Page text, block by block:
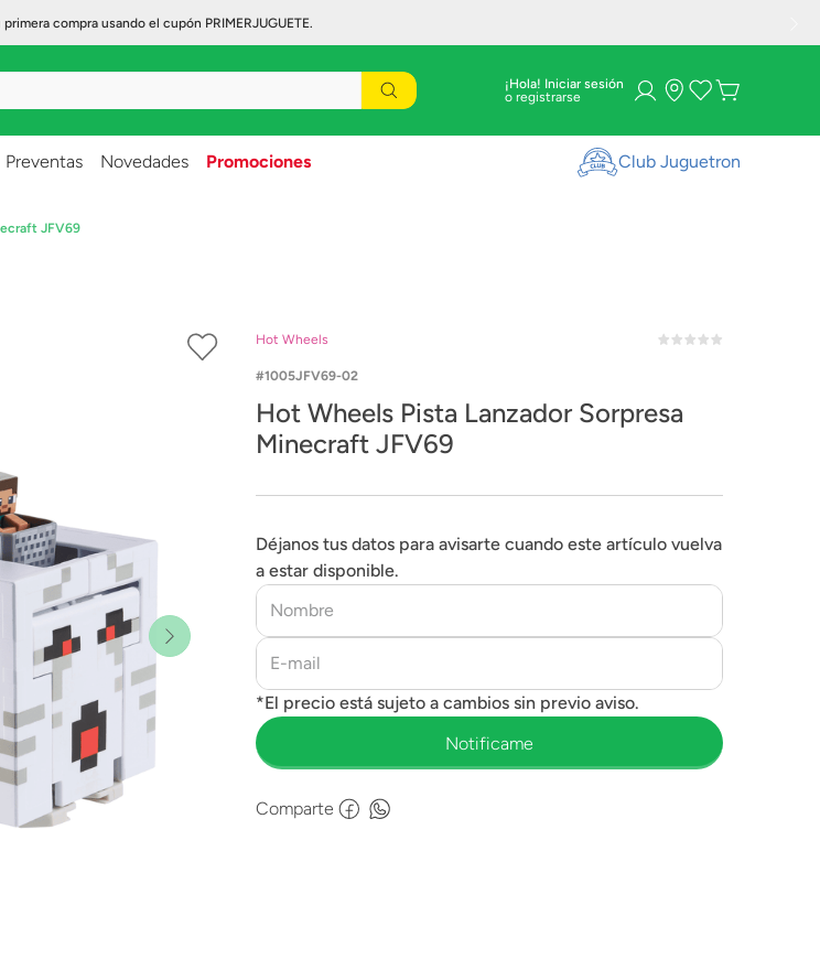
compra usando el cupón PRIMERJUGUETE.
¡Hola! Iniciar sesión
Preventas Novedades Promociones Club Juguetron
JFV69
Hot Wheels
1005JFV69-02
Hot Wheels Pista Lanzador Sorpresa
Minecraft JFV69
Déjanos tus datos para avisarte cuando este artículo vuelva
a estar disponible.
Comparte